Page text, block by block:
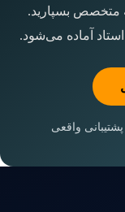
متخصص بسپارید.
آماده می‌شود.
واقعی